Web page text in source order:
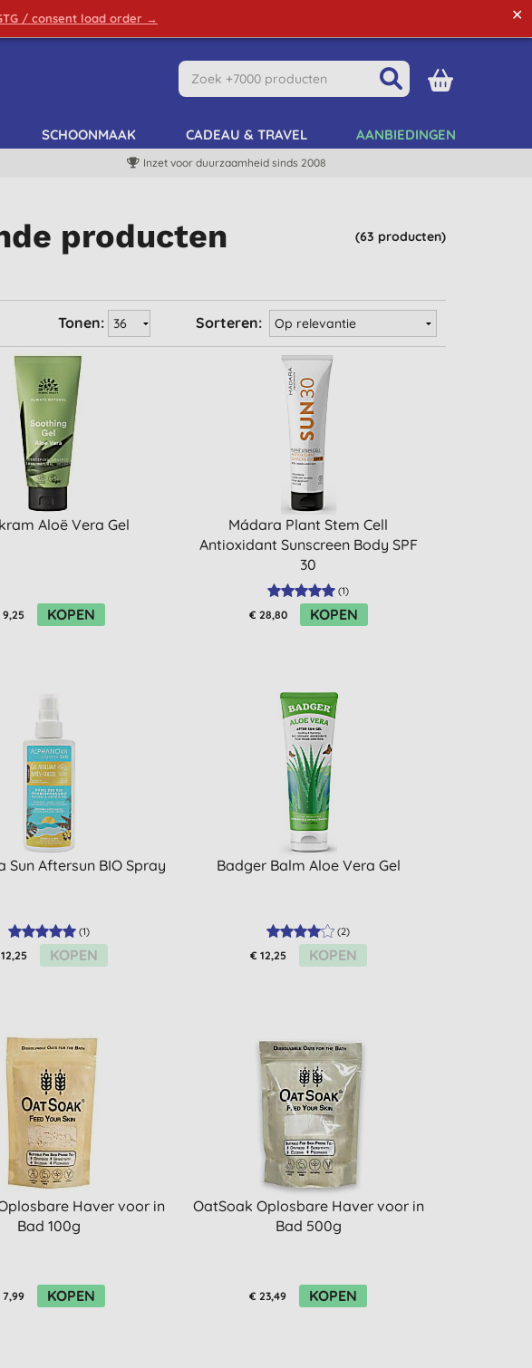
/ consent load order → ✕
SCHOONMAAK CADEAU & TRAVEL AANBIEDINGEN
Inzet voor duurzaamheid sinds 2008
(63 producten)
producten
Sorteren:
Tonen:
Aloë Vera Gel
9,25 KOPEN
Mádara Plant Stem Cell
Antioxidant Sunscreen Body SPF
30
(1)
€ 28,80 KOPEN
Sun Aftersun BIO Spray
(1)
KOPEN
Badger Balm Aloe Vera Gel
(2)
€ 12,25 KOPEN
Haver voor in
Bad 100g
7,99 KOPEN
OatSoak Oplosbare Haver voor in
Bad 500g
€ 23,49 KOPEN